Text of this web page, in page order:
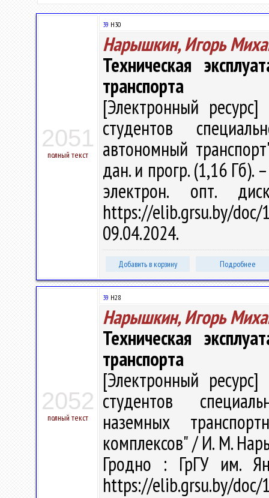
2051
полный текст
39 Н30
Нарышкин, Игорь
Техническая
транспорта
[Электронный
студентов
автономный
дан. и прогр. (1,16 Гб).
электрон. опт.
https://elib.grsu.by/
09.04.2024.
Добавить в корзину Подробнее
2052
полный текст
39 Н28
Нарышкин, Игорь
Техническая
транспорта
[Электронный
студентов
наземных
комплексов" / И. М.
Гродно : ГрГУ им.
https://elib.grsu.by/